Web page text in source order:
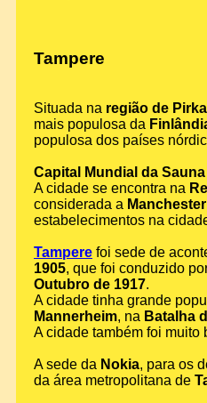
Tampere
Situada na região de
mais populosa da
populosa dos países
Capital Mundial da Sauna
A cidade se encontra na
considerada a
estabelecimentos na
Tampere foi sede de
1905, que foi conduzido
Outubro de 1917.
A cidade tinha grande
Mannerheim, na Batalha
A cidade também foi muito
A sede da Nokia, para os
da área metropolitana de